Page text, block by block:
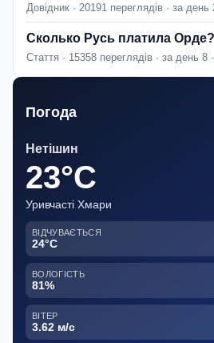
Довідник · 20191 переглядів · за день
Сколько Русь платила Орде?
Стаття · 15358 переглядів · за день 8
Погода
Нетішин
23°C
Уривчасті Хмари
ВІДЧУВАЄТЬСЯ
24°C
ВОЛОГІСТЬ
81%
ВІТЕР
3.62 м/с